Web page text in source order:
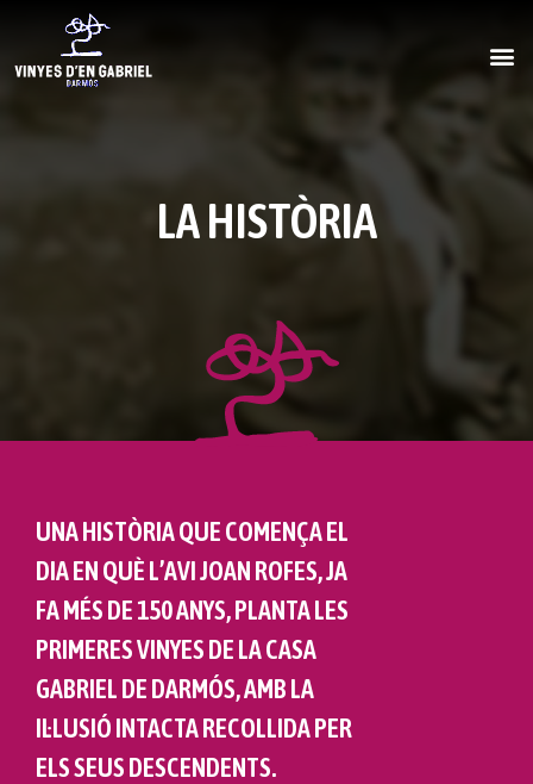
LA HISTÒRIA
UNA HISTÒRIA QUE COMENÇA EL
DIA EN QUÈ L’AVI JOAN ROFES, JA
FA MÉS DE 150 ANYS, PLANTA LES
PRIMERES VINYES DE LA CASA
GABRIEL DE DARMÓS, AMB LA
IL·LUSIÓ INTACTA RECOLLIDA PER
ELS SEUS DESCENDENTS.